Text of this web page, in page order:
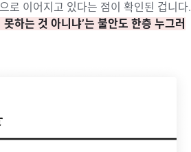
로 이어지고 있다는 점이 확인된 겁니다.
하는 것 아니냐’는 불안도 한층 누그러